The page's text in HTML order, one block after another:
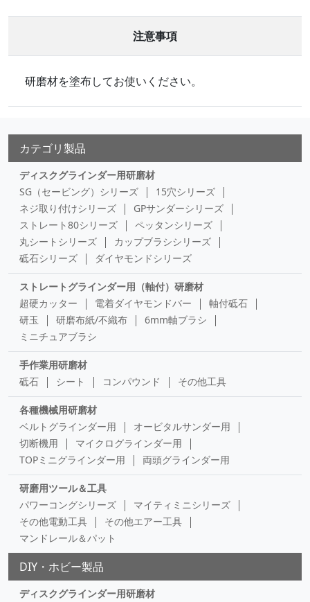
注意事項
研磨材を塗布してお使いください。
カテゴリ製品
ディスクグラインダー用研磨材
SG（セービング）シリーズ
15穴シリーズ
ネジ取り付けシリーズ
GPサンダーシリーズ
ストレート80シリーズ
ペッタンシリーズ
丸シートシリーズ
カップブラシシリーズ
砥石シリーズ
ダイヤモンドシリーズ
ストレートグラインダー用（軸付）研磨材
超硬カッター
電着ダイヤモンドバー
軸付砥石
研玉
研磨布紙/不織布
6mm軸ブラシ
ミニチュアブラシ
手作業用研磨材
砥石
シート コンパウンド その他工具
各種機械用研磨材
ベルトグラインダー用
オービタルサンダー用
切断機用
マイクログラインダー用
TOPミニグラインダー用
両頭グラインダー用
研磨用ツール＆工具
パワーコングシリーズ
マイティミニシリーズ
その他電動工具
その他エアー工具
マンドレール＆パット
DIY・ホビー製品
ディスクグラインダー用研磨材